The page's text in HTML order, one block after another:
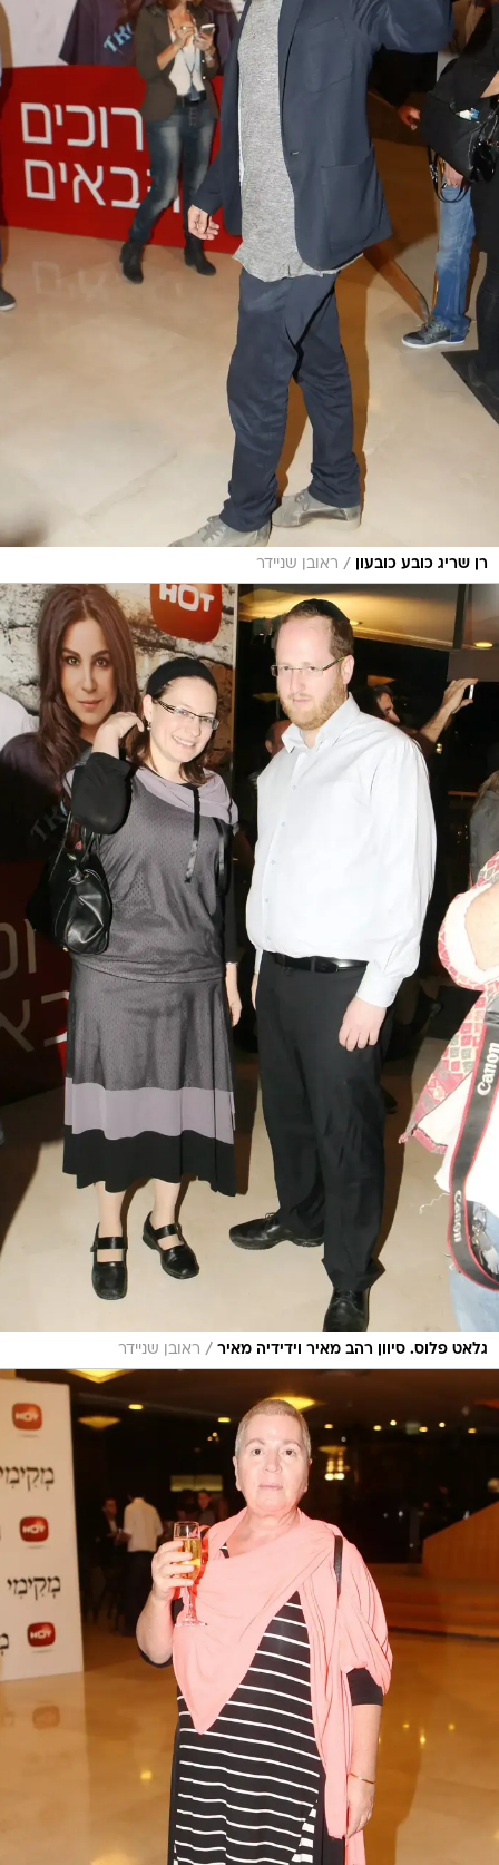
רן שריג כובע כובעון / ראובן שניידר
גלאט פלוס. סיוון רהב מאיר וידידיה מאיר / ראובן שניידר